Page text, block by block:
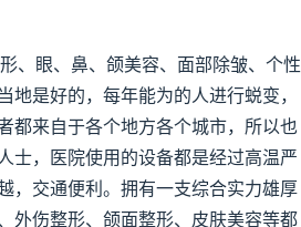
、眼、鼻、颌美容、面部除皱、个性
是好的，每年能为的人进行蜕变，
都来自于各个地方各个城市，所以也
士，医院使用的设备都是经过高温严
，交通便利。拥有一支综合实力雄厚
外伤整形、颌面整形、皮肤美容等都